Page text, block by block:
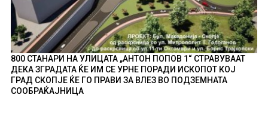
800 СТАНАРИ НА УЛИЦАТА „АНТОН ПОПОВ 1“ СТРАВУВААТ
ДЕКА ЗГРАДАТА ЌЕ ИМ СЕ УРНЕ ПОРАДИ ИСКОПОТ КОЈ
ГРАД СКОПЈЕ ЌЕ ГО ПРАВИ ЗА ВЛЕЗ ВО ПОДЗЕМНАТА
СООБРАЌАЈНИЦА